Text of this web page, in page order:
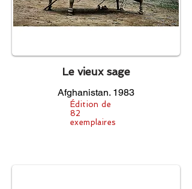
Le vieux sage
Afghanistan. 1983
Édition de
82
exemplaires